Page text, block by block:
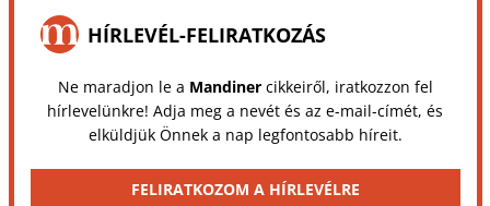
HÍRLEVÉL-FELIRATKOZÁS
Ne maradjon le a Mandinercikkeiről, iratkozzon fel
hírlevelünkre! Adja meg a nevét és az e-mail-címét, és
elküldjük Önnek a nap legfontosabb híreit.
FELIRATKOZOM A HÍRLEVÉLRE